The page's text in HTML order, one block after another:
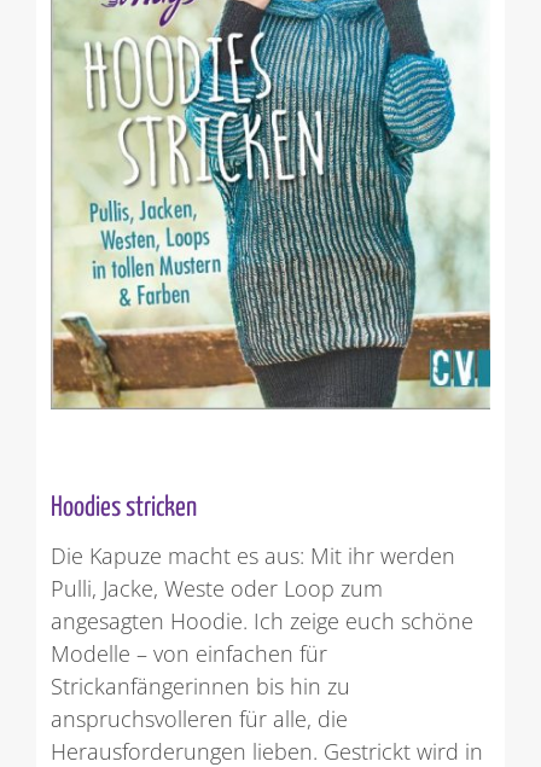
Hoodies stricken
Die Kapuze macht es aus: Mit ihr werden
Pulli, Jacke, Weste oder Loop zum
angesagten Hoodie. Ich zeige euch schöne
Modelle – von einfachen für
Strickanfängerinnen bis hin zu
anspruchsvolleren für alle, die
Herausforderungen lieben. Gestrickt wird in